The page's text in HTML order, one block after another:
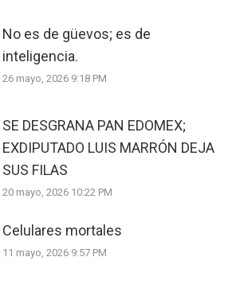
No es de güevos; es de
inteligencia.
26 mayo, 2026 9:18 PM
SE DESGRANA PAN EDOMEX;
EXDIPUTADO LUIS MARRÓN DEJA
SUS FILAS
20 mayo, 2026 10:22 PM
Celulares mortales
11 mayo, 2026 9:57 PM